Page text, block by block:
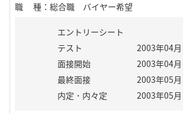
職種 ： 総合職 バイヤー希望
エントリーシート
テスト
2003年04月
面接開始
2003年04月
最終面接
2003年05月
内定・内々定
2003年05月